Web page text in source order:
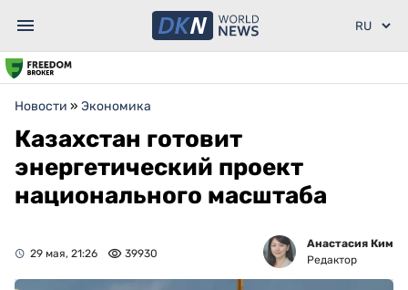
Новости » Экономика
Казахстан готовит
энергетический проект
национального масштаба
29 мая, 21:26 39930
Анастасия Ким
Редактор